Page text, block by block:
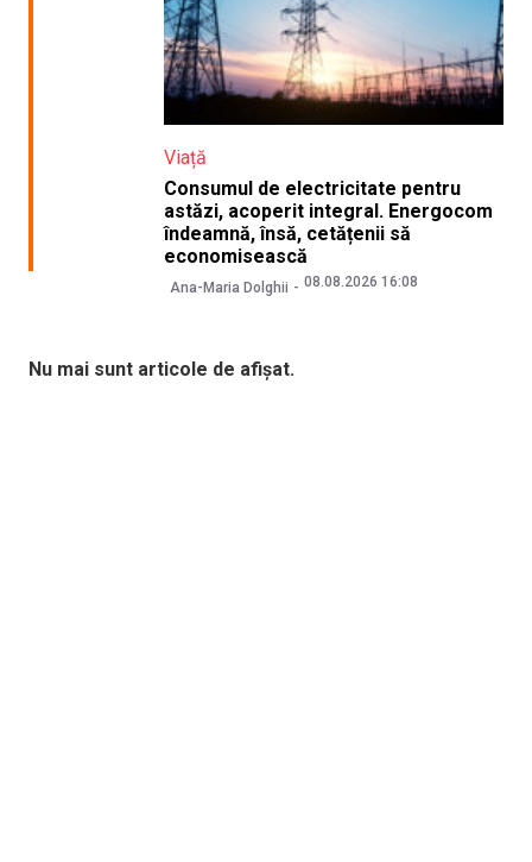
Viață
Consumul de electricitate pentru
astăzi, acoperit integral. Energocom
îndeamnă, însă, cetățenii să
economisească
Ana-Maria Dolghii 08.08.2026 16:08
Nu mai sunt articole de afișat.